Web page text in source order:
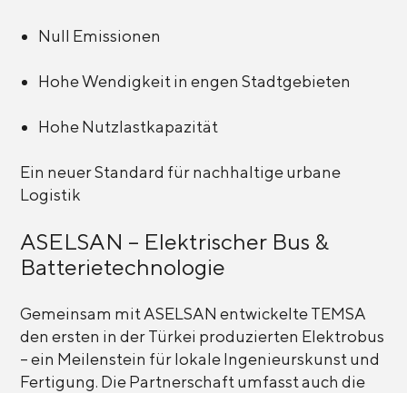
Null Emissionen
Hohe Wendigkeit in engen Stadtgebieten
Hohe Nutzlastkapazität
Ein neuer Standard für nachhaltige urbane
Logistik
ASELSAN – Elektrischer Bus &
Batterietechnologie
Gemeinsam mit ASELSAN entwickelte TEMSA
den ersten in der Türkei produzierten Elektrobus
– ein Meilenstein für lokale Ingenieurskunst und
Fertigung. Die Partnerschaft umfasst auch die